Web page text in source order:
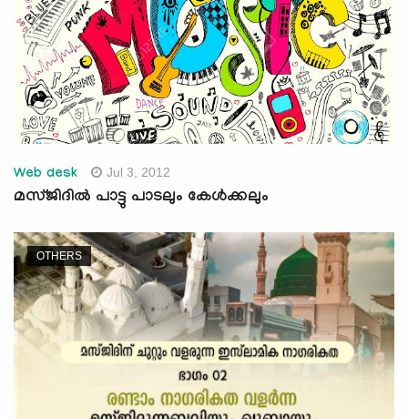
Web desk Jul 3, 2012
മസ്ജിദില്‍ പാട്ടു പാടലും കേള്‍ക്കലും
OTHERS